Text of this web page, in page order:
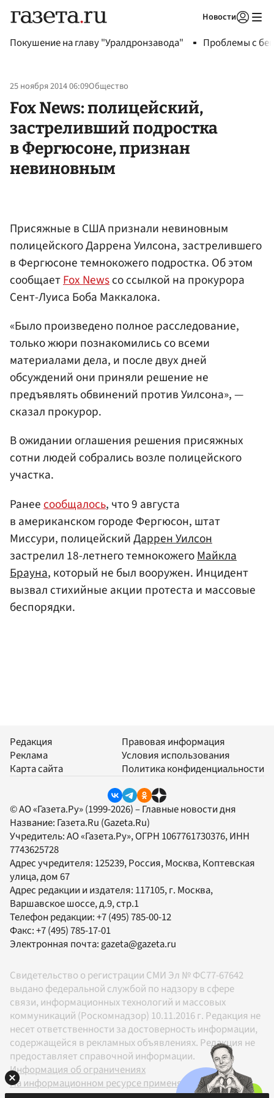
Новости
Покушение на главу "Уралдронзавода" Проблемы с
25 ноября 2014 06:09Общество
Fox News: полицейский,
застреливший подростка
в Фергюсоне, признан
невиновным
Присяжные в США признали невиновным
полицейского Даррена Уилсона, застрелившего
в Фергюсоне темнокожего подростка. Об этом
сообщаетFox Newsсо ссылкой на прокурора
Сент-Луиса Боба Маккалока.
«Было произведено полное расследование,
только жюри познакомились со всеми
материалами дела, и после двух дней
обсуждений они приняли решение не
предъявлять обвинений против Уилсона», —
сказал прокурор.
В ожидании оглашения решения присяжных
сотни людей собрались возле полицейского
участка.
Ранее сообщалось, что 9 августа
в американском городе Фергюсон, штат
Миссури, полицейскийДаррен Уилсон
застрелил 18-летнего темнокожегоМайкла
Брауна, который не был вооружен. Инцидент
вызвал стихийные акции протеста и массовые
беспорядки.
Редакция
Реклама
Карта сайта
Правовая информация
Условия использования
Политика конфиденциальности
© АО «Газета.Ру» (1999-2026) – Главные новости дня
Название: Газета.Ru (Gazeta.Ru)
Учредитель:АО «Газета.Ру», ОГРН 1067761730376, ИНН
7743625728
Адрес учредителя: 125239, Россия, Москва, Коптевская
улица, дом 67
Адрес редакции и издателя: 117105, г. Москва,
Варшавское шоссе, д.9, стр.1
Телефон редакции:+7 (495) 785-00-12
Факс:+7 (495) 785-17-01
Электронная почта:gazeta@gazeta.ru
Свидетельство о регистрации СМИ Эл № ФС77-67642
выдано федеральной службой по надзору в сфере
связи, информационных технологий и массовых
коммуникаций (Роскомнадзор) 10.11.2016 г. Редакция не
несет ответственности за достоверность информации,
содержащейся в рекламных объявлениях. Редакция не
предоставляет справочной информации.
Информация об ограничениях
На информационном ресурсе применяются